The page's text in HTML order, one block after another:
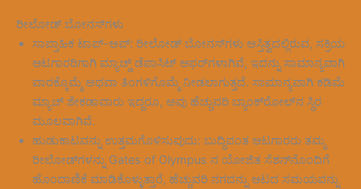
ರೀಲೋಡ್ ಬೋನಸ್‌ಗಳು
ಸಾಪ್ತಾಹಿಕ ಟಾಪ್-ಅಪ್: ರೀಲೋಡ್ ಬೋನಸ್‌ಗಳು ಅಸ್ತಿತ್ವದಲ್ಲಿರುವ, ಸಕ್ರಿಯ
ಆಟಗಾರರಿಗಾಗಿ ಮ್ಯಾಚ್ಡ್ ಡೆಪಾಸಿಟ್ ಆಫರ್‌ಗಳಾಗಿವೆ, ಇದನ್ನು ಸಾಮಾನ್ಯವಾಗಿ
ವಾರಕ್ಕೊಮ್ಮೆ ಅಥವಾ ತಿಂಗಳಿಗೊಮ್ಮೆ ನೀಡಲಾಗುತ್ತದೆ. ಸಾಮಾನ್ಯವಾಗಿ ಕಡಿಮೆ
ಮ್ಯಾಚ್ ಶೇಕಡಾವಾರು ಇದ್ದರೂ, ಅವು ಹೆಚ್ಚುವರಿ ಬ್ಯಾಂಕ್‌ರೋಲ್‌ನ ಸ್ಥಿರ
ಮೂಲವಾಗಿವೆ.
ಹುಡುಕಾಟವನ್ನು ಉತ್ತಮಗೊಳಿಸುವುದು: ಬುದ್ಧಿವಂತ ಆಟಗಾರರು ತಮ್ಮ
ರೀಲೋಡ್‌ಗಳನ್ನು Gates of Olympus ನ ಯೋಜಿತ ಸೆಶನ್‌ನೊಂದಿಗೆ
ಹೊಂದಾಣಿಕೆ ಮಾಡಿಕೊಳ್ಳುತ್ತಾರೆ, ಹೆಚ್ಚುವರಿ ನಗದನ್ನು ಆಟದ ಸಮಯವನ್ನು